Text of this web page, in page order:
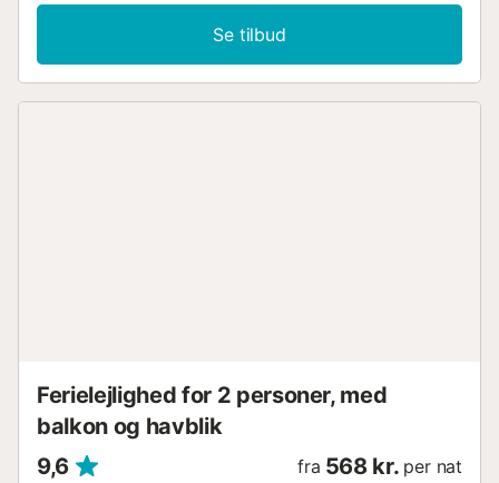
Se tilbud
Ferielejlighed for 2 personer, med
balkon og havblik
9,6
fra 568 kr. per nat